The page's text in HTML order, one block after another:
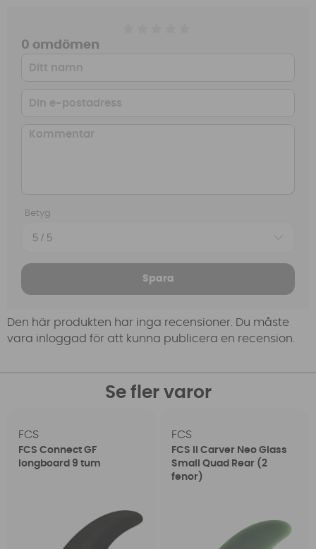
0 omdömen
Betyg
Spara
Den här produkten har inga recensioner. Du måste
vara inloggad för att kunna publicera en recension.
Se fler varor
FCS
FCS Connect GF
longboard 9 tum
FCS
FCS II Carver Neo Glass
Small Quad Rear (2
fenor)